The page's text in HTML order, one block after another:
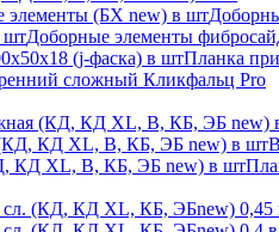
элементы (БХ new) в шт
штДоборные элементы
(j-фаска) в штПланка
сложный Кликфальц Pro
(КД, КД XL, В, КБ, ЭБ new)
КД XL, В, КБ, ЭБ new) в шт
КД XL, В, КБ, ЭБ new) в шт
сл. (КД, КД XL, КБ, ЭБnew) 0,45